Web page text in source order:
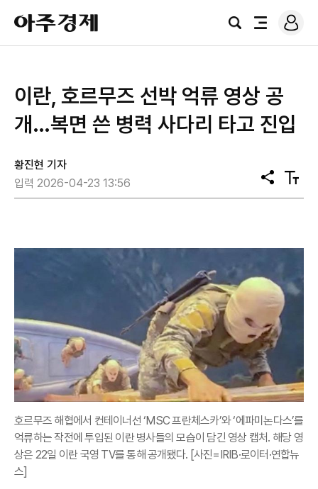
아
주
경
검
전
로
그
이란, 호르무즈 선박 억류 영상 공
개…복면 쓴 병력 사다리 타고 진입
황진현 기자
입력 2026-04-23 13:56
공
유
텍
스
호르무즈 해협에서 컨테이너선 ‘MSC 프란체스카’와 ‘에파미논다스’를
억류하는 작전에 투입된 이란 병사들의 모습이 담긴 영상 캡처. 해당 영
상은 22일 이란 국영 TV를 통해 공개됐다. [사진=IRIB·로이터·연합뉴
스]